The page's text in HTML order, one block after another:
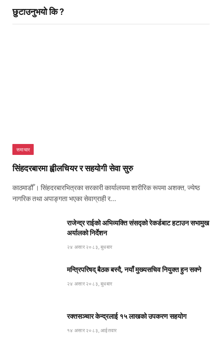
छुटाउनुभयो कि ?
समाचार
सिंहदरबारमा ह्वीलचियर र सहयोगी सेवा सुरु
काठमाडौँ । सिंहदरबारभित्रका सरकारी कार्यालयमा शारीरिक रूपमा अशक्त, ज्येष्ठ
नागरिक तथा अपाङ्गता भएका सेवाग्राही र…
राजेन्द्र राईको अभिव्यक्ति संसद्को रेकर्डबाट हटाउन सभामुख
अर्यालको निर्देशन
२४ असार २०८३, बुधबार
मन्त्रिपरिषद् बैठक बस्दै, नयाँ मुख्यसचिव नियुक्त हुन सक्ने
२४ असार २०८३, बुधबार
रक्तसञ्चार केन्द्रलाई १५ लाखको उपकरण सहयोग
१४ असार २०८३, आईतवार